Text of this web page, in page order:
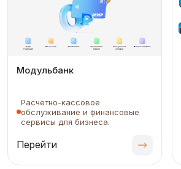
Модульбанк
Расчетно-кассовое
обслуживание и финансовые
сервисы для бизнеса.
Перейти